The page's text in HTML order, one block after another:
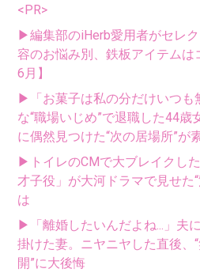
<PR>
▶編集部のiHerb愛用者がセレ
容のお悩み別、鉄板アイテムは
6月】
▶「お菓子は私の分だけいつも
な“職場いじめ”で退職した44歳
に偶然見つけた“次の居場所”が
▶トイレのCMで大ブレイクし
才子役」が大河ドラマで見せた
は
▶「離婚したいんだよね...」夫
掛けた妻。ニヤニヤした直後、
開”に大後悔